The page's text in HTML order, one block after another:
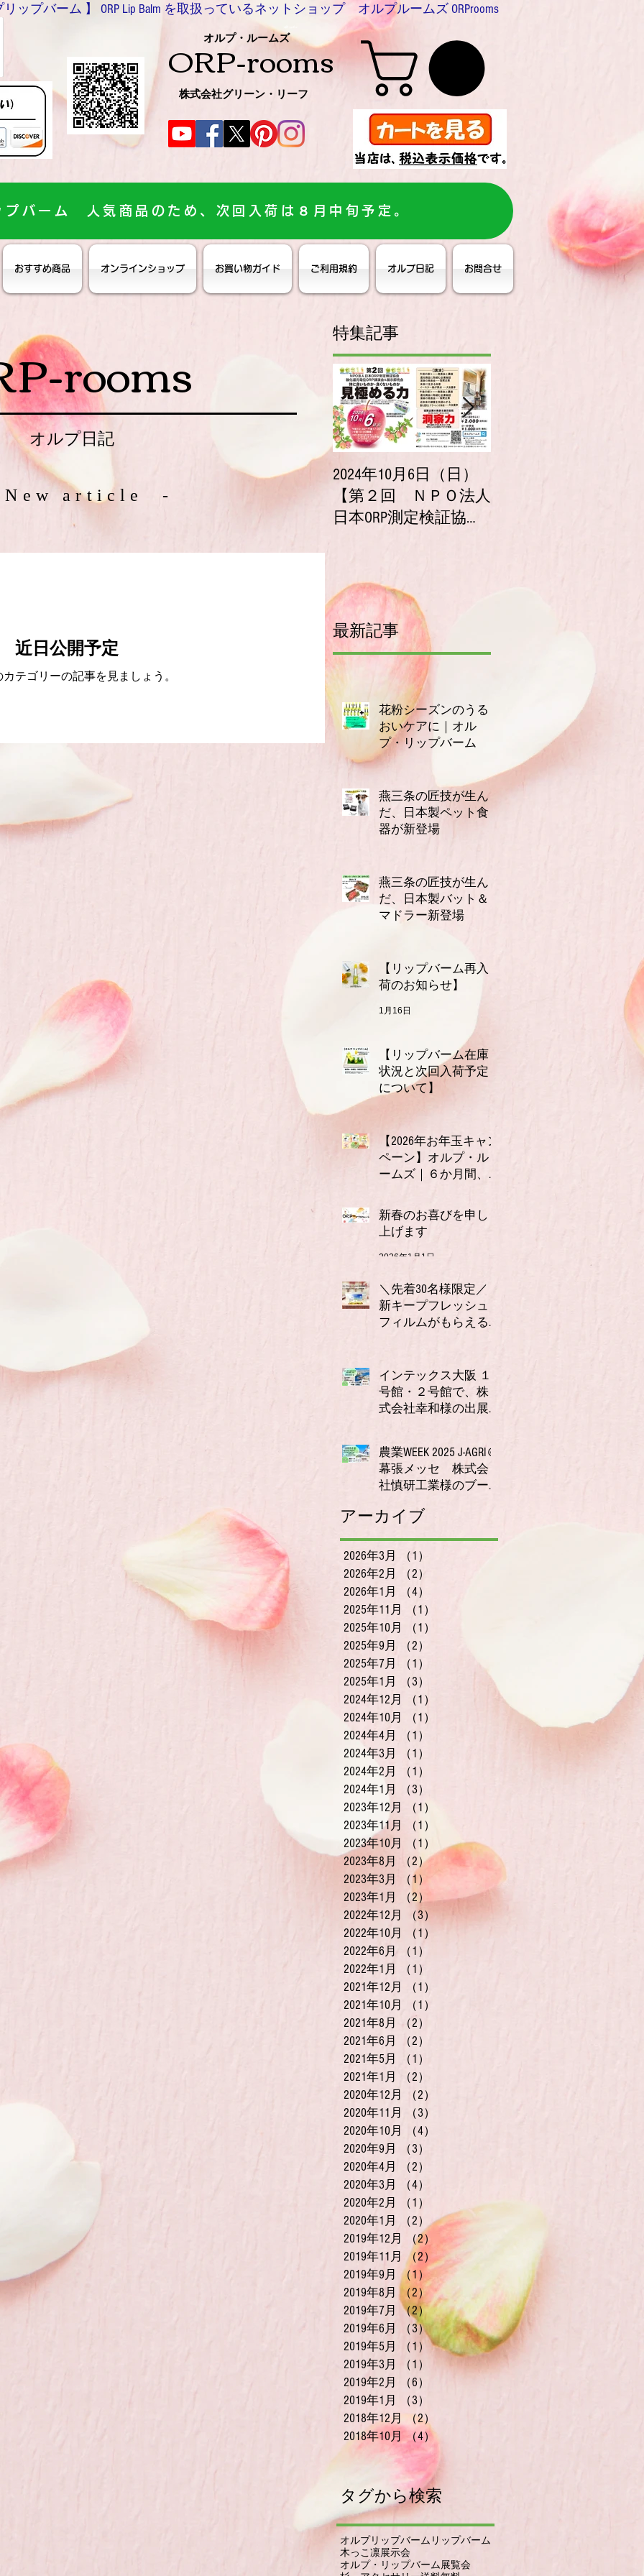
ップバーム 】 ORP Lip Balm を取扱っているネットショップ オルプルームズ ORProoms
オルプ・ルームズ
ORP-rooms
株式会社グリーン・リーフ
プバーム 人気商品のため、次回入荷は８月中旬予定。
おすすめ商品 オンラインショップ お買い物ガイド ご利用規約 オルプ日記 お問合せ
rooms
オルプ日記
article -
近日公開予定
テゴリーの記事を見ましょう。
特集記事
2024年10月6日（日）
【第２回 ＮＰＯ法人
日本ORP測定検証協会
ケット販売開始！
最新記事
花粉シーズンのうる
おいケアに｜オル
プ・リップバーム
燕三条の匠技が生ん
だ、日本製ペット食
器が新登場
燕三条の匠技が生ん
だ、日本製バット＆
マドラー新登場
【リップバーム再入
荷のお知らせ】
1月16日
【リップバーム在庫
状況と次回入荷予定
について】
【2026年お年玉キャン
ペーン】オルプ・ル
ームズ｜６か月間、
分クーポン付きお年
玉セット（全６種）
新春のお喜びを申し
上げます
2026年1月1日
＼先着30名様限定／
新キープフレッシュ
フィルムがもらえる
ゼント】
インテックス大阪 １
号館・２号館で、株
式会社幸和様の出展
測定会を開催！
農業WEEK 2025 J‑AGRI＠
幕張メッセ 株式会
社慎研工業様のブー
かる体調チェック、
ます〜
2025年9月11日
アーカイブ
2026年3月 （1）
2026年2月
（2）
2026年1月
（4）
2025年11月
（1）
2025年10月
（1）
2025年9月
（2）
2025年7月
（1）
1件の記事
2025年1月
（3）
2024年12月
（1）
2024年10月
（1）
2024年4月
（1）
2024年3月
（1）
2024年2月
（1）
2024年1月
（3）
2023年12月
（1）
2023年11月
（1）
2023年10月
（1）
1件の記事
2023年8月
（2）2件の記事
2023年3月
（1）
1件の記事
2023年1月
（2）
2件の記事
2022年12月
（3）3件の記事
2022年10月
（1）
2022年6月
（1）
2022年1月
（1）
2021年12月
（1）
2021年10月
（1）
2021年8月
（2）
2021年6月
（2）
2021年5月
（1）
2021年1月
（2）
2020年12月
（2）
2020年11月
（3）
2020年10月
（4）
2020年9月
（3）
2020年4月
（2）
2020年3月
（4）
2020年2月
（1）
1件の記事
2020年1月
（2）
2件の記事
2019年12月
（2）
2件の記事
2019年11月
（2）2件の記事
2019年9月 （1）1件の記事
2019年8月
（2）
2件の記事
2019年7月
（2）2件の記事
2019年6月
（3）3件の記事
2019年5月
（1） 1件の記事
2019年3月
（1）
1件の記事
2019年2月
（6）
2019年1月
（3）
2018年12月
（2）
2018年10月
（4）4件の記事
タグから検索
オルプリップバーム リップバーム
木っこ凛展示会
オルプ・リップバーム展覧会